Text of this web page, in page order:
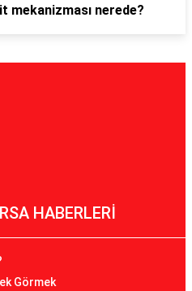
mekanizması nerede?
HABERLERİ
Görmek